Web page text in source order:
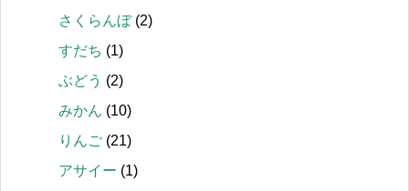
さくらんぼ(2)
すだち (1)
ぶどう (2)
みかん (10)
りんご (21)
アサイー (1)